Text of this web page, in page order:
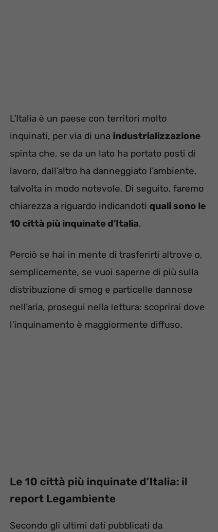
L’Italia è un paese con territori molto
inquinati, per via di una industrializzazione
spinta che, se da un lato ha portato posti di
lavoro, dall’altro ha danneggiato l’ambiente,
talvolta in modo notevole. Di seguito, faremo
chiarezza a riguardo indicandoti quali sono le
10 città più inquinate d’Italia.
Perciò se hai in mente di trasferirti altrove o,
semplicemente, se vuoi saperne di più sulla
distribuzione di smog e particelle dannose
nell’aria, prosegui nella lettura: scoprirai dove
l’inquinamento è maggiormente diffuso.
Le 10 città più inquinate d’Italia: il
report Legambiente
Secondo gli ultimi dati pubblicati da